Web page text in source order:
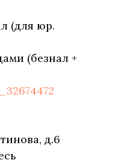
(для юр.
(безнал +
д.6